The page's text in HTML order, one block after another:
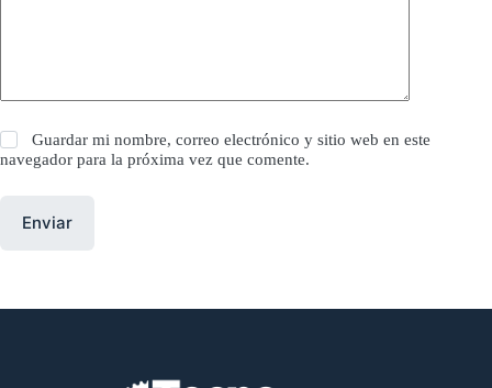
Guardar mi nombre, correo electrónico y sitio web en este
navegador para la próxima vez que comente.
Enviar